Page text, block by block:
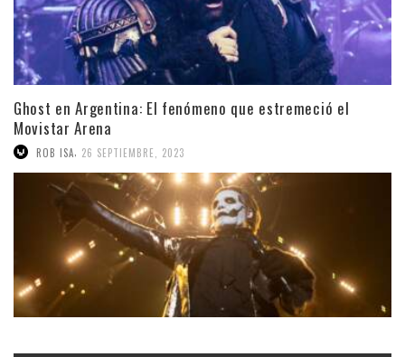
Ghost en Argentina: El fenómeno que estremeció el
Movistar Arena
ROB ISA 26 SEPTIEMBRE, 2023